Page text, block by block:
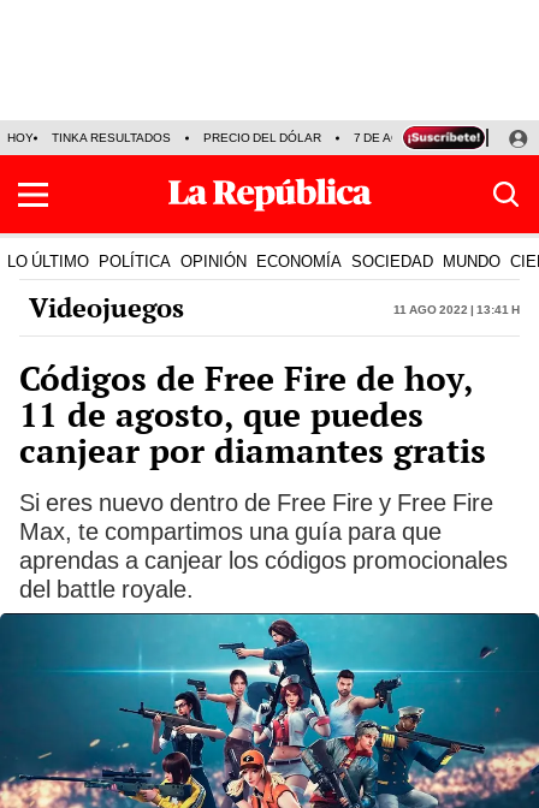
HOY TINKA RESULTADOS PRECIO DEL DÓLAR 7 DE AGOSTO OLLANTA
LO ÚLTIMO POLÍTICA OPINIÓN ECONOMÍA SOCIEDAD MUNDO
Videojuegos 11 Ago 2022 | 13:41 h
Códigos de Free Fire de hoy,
11 de agosto, que puedes
canjear por diamantes gratis
Si eres nuevo dentro de Free Fire y Free Fire
Max, te compartimos una guía para que
aprendas a canjear los códigos promocionales
del battle royale.